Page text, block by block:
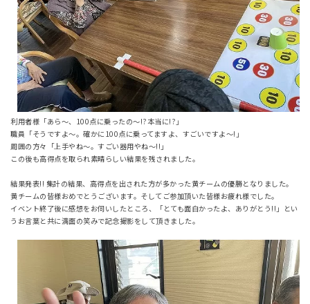
利用者様「あら～、100点に乗ったの～!?本当に!?」
職員「そうですよ～。確かに100点に乗ってますよ、すごいですよ～!」
周囲の方々「上手やね～。すごい器用やね～!!」
この後も高得点を取られ素晴らしい結果を残されました。
結果発表!! 集計の結果、高得点を出された方が多かった黄チームの優勝となりました。
黄チームの皆様おめでとうございます。そしてご参加頂いた皆様お疲れ様でした。
イベント終了後に感想をお伺いしたところ、「とても面白かったよ、ありがとう!!」とい
うお言葉と共に満面の笑みで記念撮影をして頂きました。